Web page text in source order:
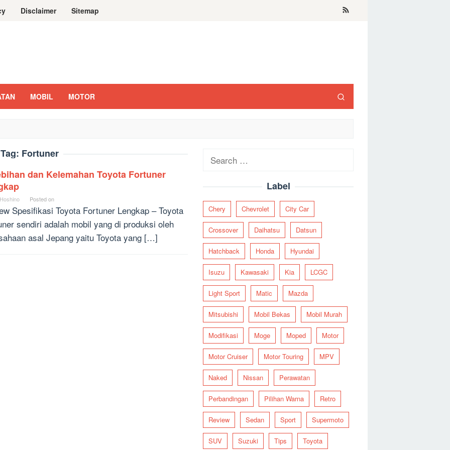
Disclaimer Sitemap
MOBIL MOTOR
Tag: Fortuner
dan Kelemahan Toyota Fortuner
Posted on
Spesifikasi Toyota Fortuner Lengkap – Toyota
sendiri adalah mobil yang di produksi oleh
asal Jepang yaitu Toyota yang […]
Search
Label
Chery Chevrolet City Car
Crossover Daihatsu Datsun
Hatchback Honda Hyundai
Isuzu Kawasaki Kia LCGC
Light Sport Matic Mazda
Mitsubishi Mobil Bekas Mobil Murah
Modifikasi Moge Moped Motor
Motor Cruiser Motor Touring MPV
Naked Nissan Perawatan
Perbandingan Pilihan Warna Retro
Review Sedan Sport Supermoto
SUV Suzuki Tips Toyota